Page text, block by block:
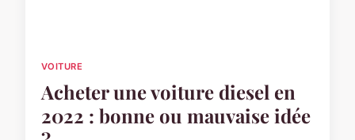
VOITURE
Acheter une voiture diesel en
2022 : bonne ou mauvaise idée